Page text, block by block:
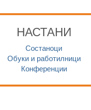
НАСТАНИ
Состаноци
Обуки и работилници
Конференции